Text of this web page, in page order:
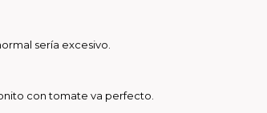
sería excesivo.
con tomate va perfecto.